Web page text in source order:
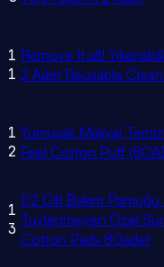
1
1
Remove It.all!
2 Adet Reusable
1
2
Yumuşak Makyaj
Feel Cotton Puff
1
3
1/2 Cilt Bakım
Tüylenmeyen Özel
Cotton Pads 80adet